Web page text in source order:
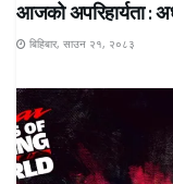
आजको अपरिहार्यता :
बिहिबार, साउन २१, २०८३